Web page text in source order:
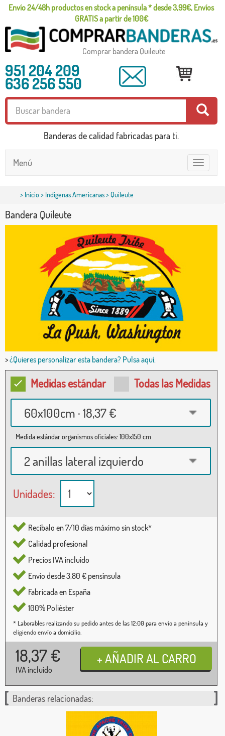
Envío 24/48h productos en stock a península * desde 3,99€, Envíos
GRATIS a partir de 100€
Comprar bandera Quileute
951 204 209
636 256 550
Banderas de calidad fabricadas para ti.
Toggle
navigation
Menú
> Inicio> Indígenas Americanas> Quileute
Bandera Quileute
>¿Quieres personalizar esta bandera? Pulsa aquí.
Medidas estándar Todas las Medidas
60x100cm · 18,37 €
Medida estándar organismos oficiales: 100x150 cm
2 anillas lateral izquierdo
Unidades:
Recíbalo en 7/10 días máximo sin stock*
Calidad profesional
Precios IVA incluido
Envío desde 3,80 € pensínsula
Fabricada en España
100% Poliéster
* Laborables realizando su pedido antes de las 12:00 para envío a península y
eligiendo envío a domicilio.
18,37 €
IVA incluido
Banderas relacionadas: